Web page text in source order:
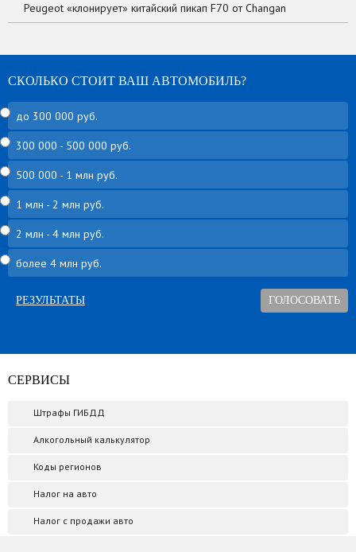
Peugeot «клонирует» китайский пикап F70 от Changan
СКОЛЬКО СТОИТ ВАШ АВТОМОБИЛЬ?
до 300 000 руб.
300 000 - 500 000 руб.
500 000 - 1 млн руб.
1 млн - 2 млн руб.
2 млн - 4 млн руб.
более 4 млн руб.
РЕЗУЛЬТАТЫ
СЕРВИСЫ
Штрафы ГИБДД
Алкогольный калькулятор
Коды регионов
Налог на авто
Налог с продажи авто